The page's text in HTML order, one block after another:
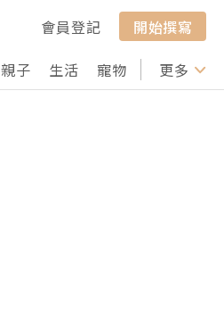
會員登記
開始撰寫
親子 生活 寵物 行山 打卡
更多